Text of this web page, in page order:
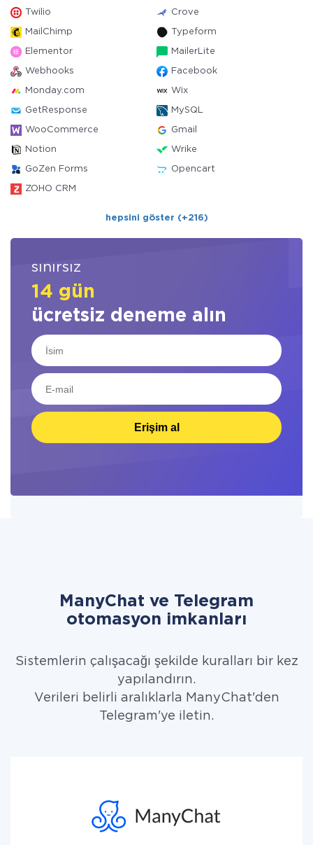
Twilio Crove
MailChimp Typeform
Elementor MailerLite
Webhooks Facebook
Monday.com Wix
GetResponse MySQL
WooCommerce Gmail
Notion Wrike
GoZen Forms Opencart
ZOHO CRM
hepsini göster (+216)
sınırsız
14 gün
ücretsiz deneme alın
Erişim al
ManyChat ve Telegram
otomasyon imkanları
Sistemlerin çalışacağı şekilde kuralları bir kez
yapılandırın.
Verileri belirli aralıklarla ManyChat'den
Telegram'ye iletin.